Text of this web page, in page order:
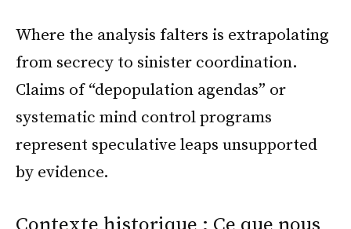
Where the analysis falters is extrapolating
from secrecy to sinister coordination.
Claims of “depopulation agendas” or
systematic mind control programs
represent speculative leaps unsupported
by evidence.